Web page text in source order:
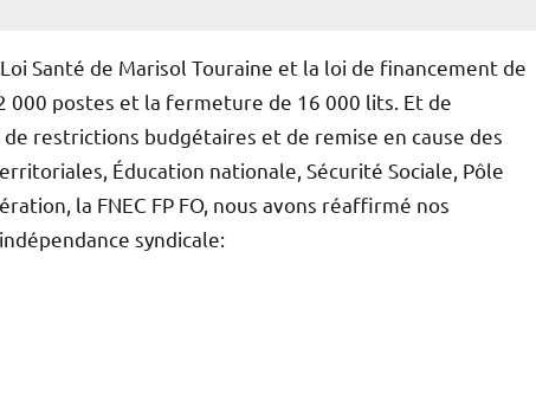
Santé de Marisol Touraine et la loi de financement de
000 postes et la fermeture de 16 000 lits. Et de
restrictions budgétaires et de remise en cause des
Éducation nationale, Sécurité Sociale, Pôle
la FNEC FP FO, nous avons réaffirmé nos
syndicale: